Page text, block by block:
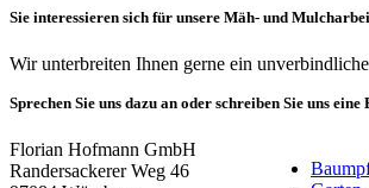
Sie interessieren sich für unsere Mäh- und
Wir unterbreiten Ihnen gerne ein
Sprechen Sie uns dazu an oder schreiben Sie uns
Florian Hofmann GmbH
Randersackerer Weg 46